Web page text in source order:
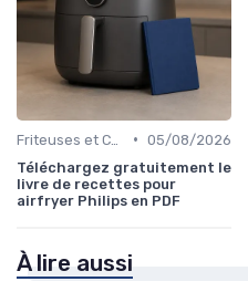
• 05/08/2026
Téléchargez gratuitement le
livre de recettes pour
airfryer Philips en PDF
À lire aussi